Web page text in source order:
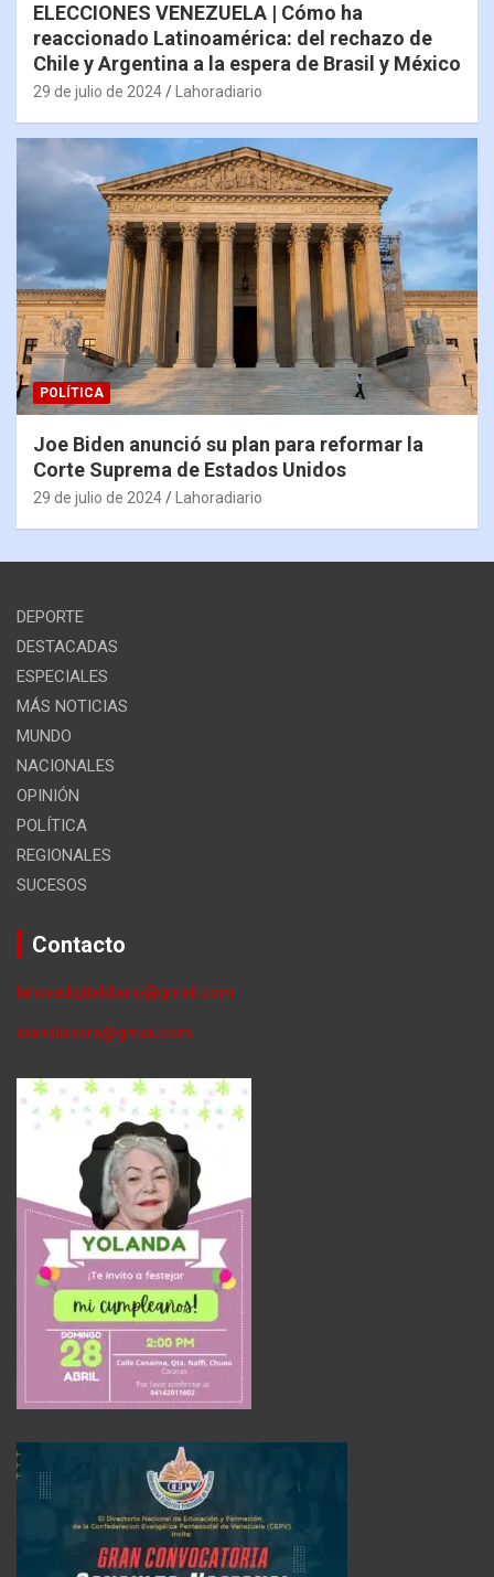
ELECCIONES VENEZUELA | Cómo ha
reaccionado Latinoamérica: del rechazo de
Chile y Argentina a la espera de Brasil y México
29 de julio de 2024 Lahoradiario
POLÍTICA
Joe Biden anunció su plan para reformar la
Corte Suprema de Estados Unidos
29 de julio de 2024 Lahoradiario
DEPORTE
DESTACADAS
ESPECIALES
MÁS NOTICIAS
MUNDO
NACIONALES
OPINIÓN
POLÍTICA
REGIONALES
SUCESOS
Contacto
lahoradigitaldiario@gmail.com
diariolahora@gmail,com